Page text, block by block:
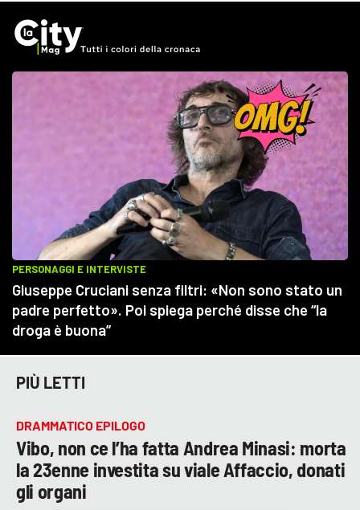
PIÙ LETTI
DRAMMATICO EPILOGO
Vibo, non ce l’ha fatta Andrea Minasi: morta
la 23enne investita su viale Affaccio, donati
gli organi